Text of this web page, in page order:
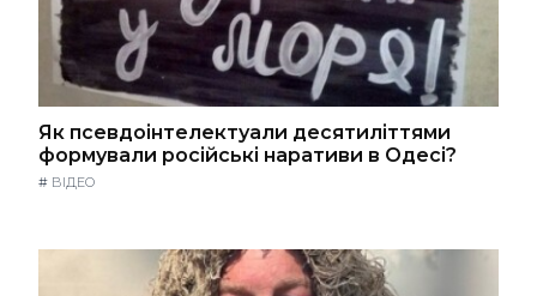
Як псевдоінтелектуали десятиліттями
формували російські наративи в Одесі?
# ВІДЕО